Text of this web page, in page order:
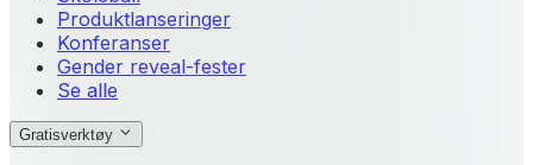
Produktlanseringer
Konferanser
Gender reveal-fester
Se alle
Gratisverktøy